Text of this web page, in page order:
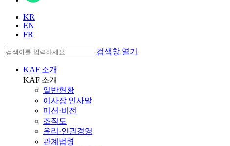
KR
EN
FR
검색창 열기
KAF 소개
KAF 소개
일반현황
이사장 인사말
미션·비전
조직도
윤리·인권경영
관계법령